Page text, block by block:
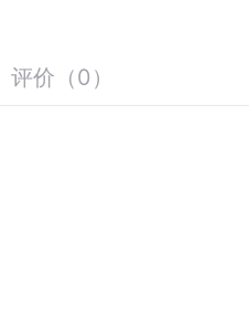
评价 （0 ）